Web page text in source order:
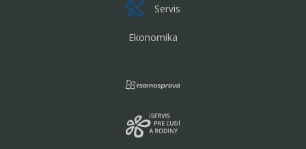
Servis
Ekonomika